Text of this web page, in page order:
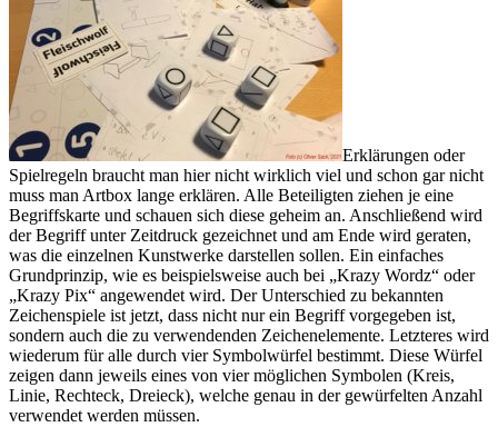
Erklärungen oder
Spielregeln braucht man hier nicht wirklich viel und schon gar nicht
muss man Artbox lange erklären. Alle Beteiligten ziehen je eine
Begriffskarte und schauen sich diese geheim an. Anschließend wird
der Begriff unter Zeitdruck gezeichnet und am Ende wird geraten,
was die einzelnen Kunstwerke darstellen sollen. Ein einfaches
Grundprinzip, wie es beispielsweise auch bei „Krazy Wordz“ oder
„Krazy Pix“ angewendet wird. Der Unterschied zu bekannten
Zeichenspiele ist jetzt, dass nicht nur ein Begriff vorgegeben ist,
sondern auch die zu verwendenden Zeichenelemente. Letzteres wird
wiederum für alle durch vier Symbolwürfel bestimmt. Diese Würfel
zeigen dann jeweils eines von vier möglichen Symbolen (Kreis,
Linie, Rechteck, Dreieck), welche genau in der gewürfelten Anzahl
verwendet werden müssen.